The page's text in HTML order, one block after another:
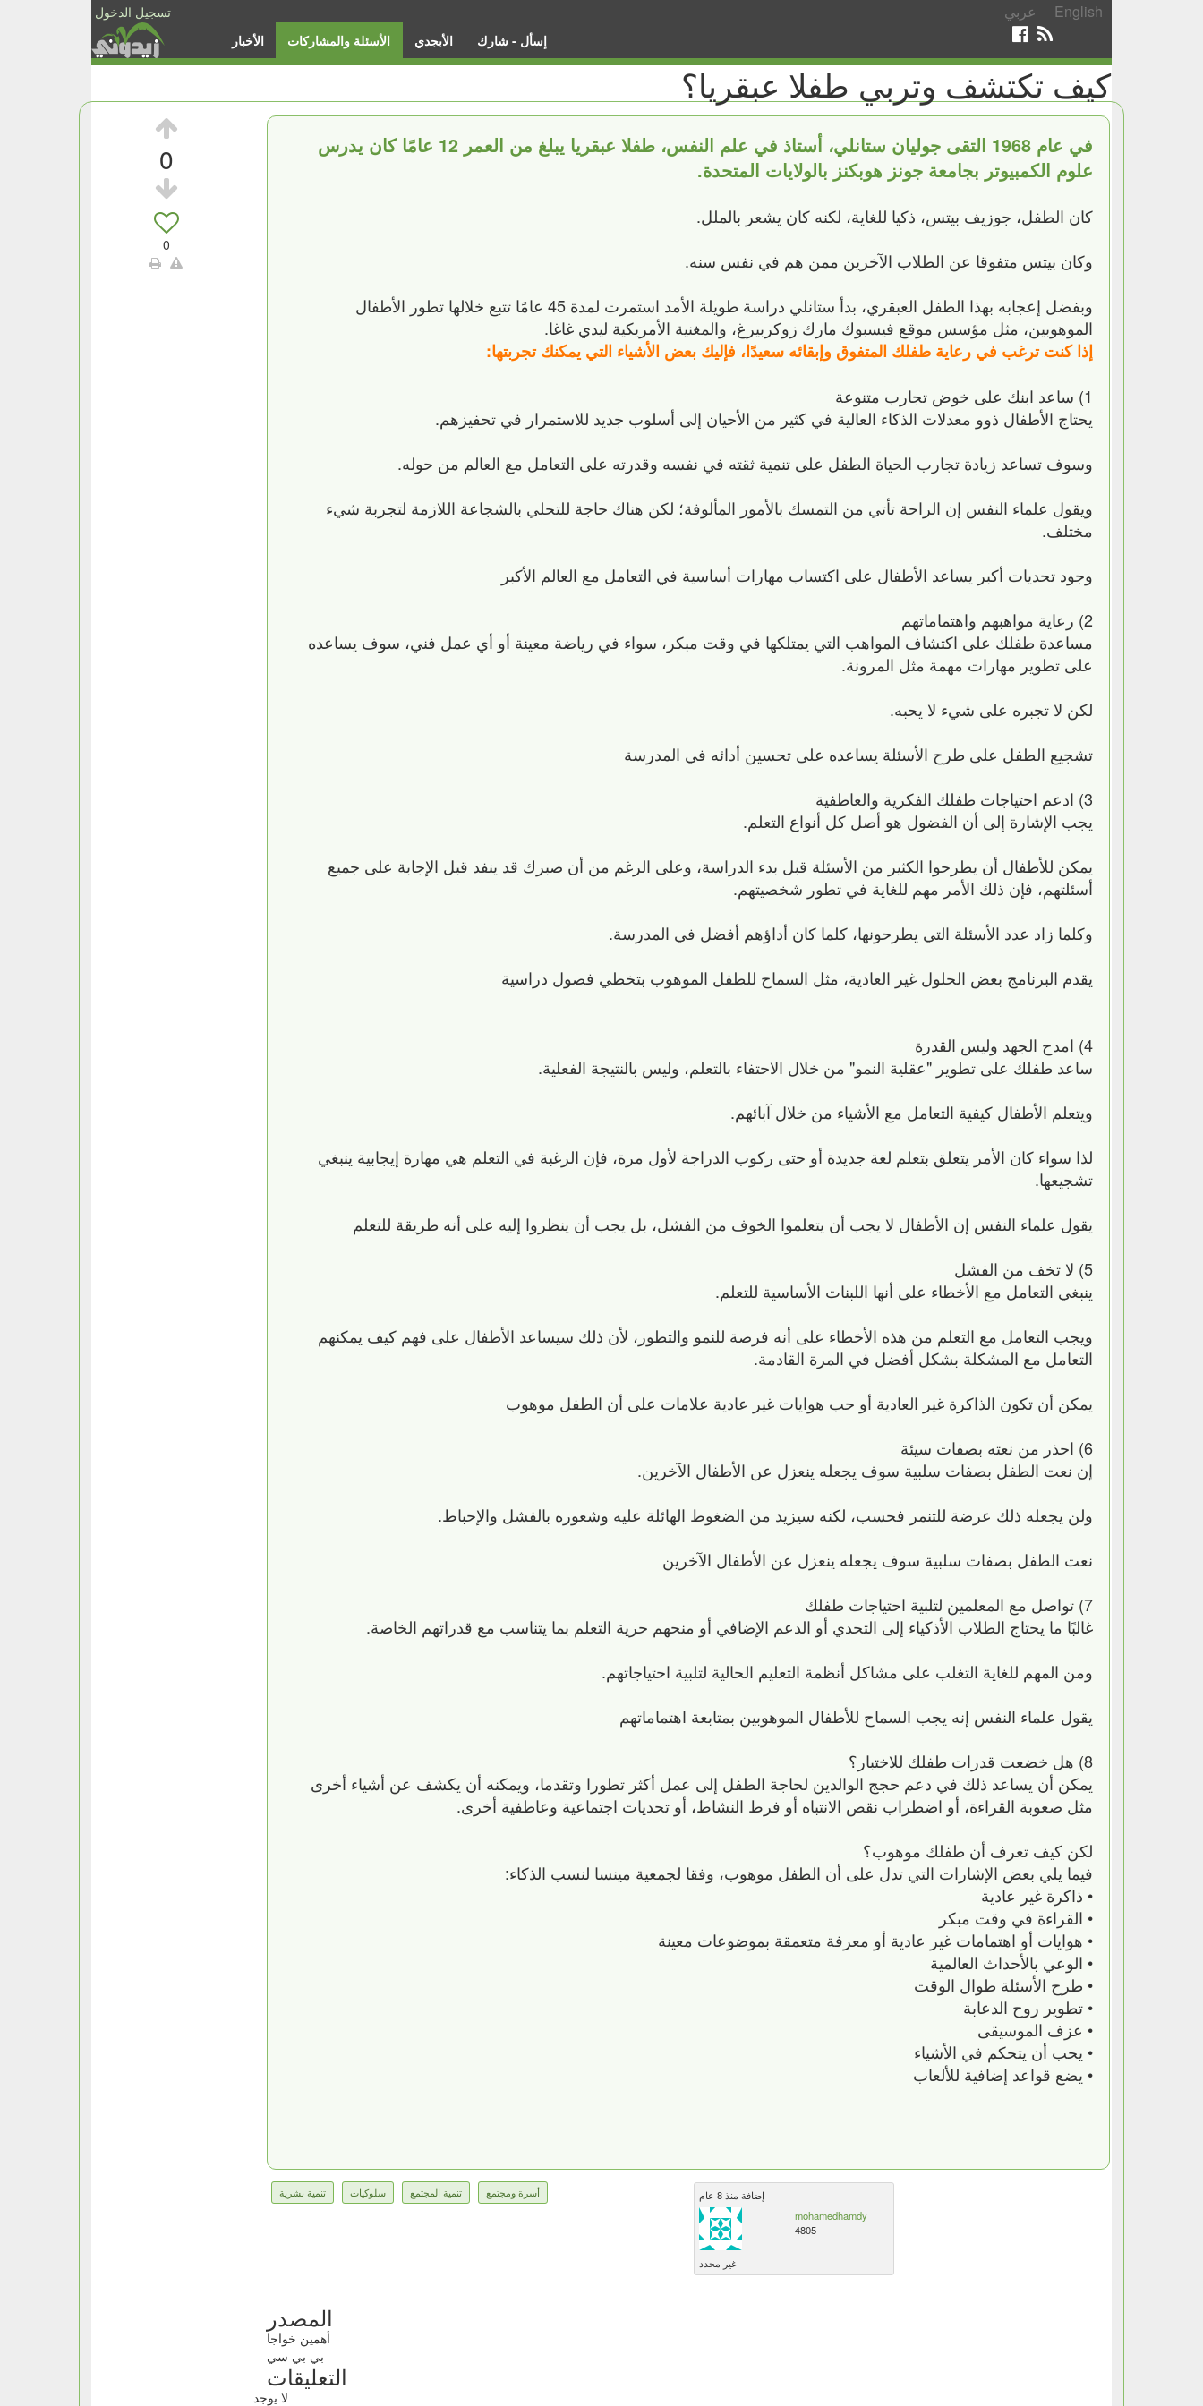
تسجيل الدخول عربي English
الأخبار الأسئلة والمشاركات الأبجدي إسأل - شارك
كيف تكتشف وتربي طفلا عبقريا؟
0
0
في عام 1968 التقى جوليان ستانلي، أستاذ في علم النفس، طفلا عبقريا يبلغ من العمر 12 عامًا كان يدرس
علوم الكمبيوتر بجامعة جونز هوبكنز بالولايات المتحدة.
كان الطفل، جوزيف بيتس، ذكيا للغاية، لكنه كان يشعر بالملل.
وكان بيتس متفوقا عن الطلاب الآخرين ممن هم في نفس سنه.
وبفضل إعجابه بهذا الطفل العبقري، بدأ ستانلي دراسة طويلة الأمد استمرت لمدة 45 عامًا تتبع خلالها تطور الأطفال
الموهوبين، مثل مؤسس موقع فيسبوك مارك زوكربيرغ، والمغنية الأمريكية ليدي غاغا.
إذا كنت ترغب في رعاية طفلك المتفوق وإبقائه سعيدًا، فإليك بعض الأشياء التي يمكنك تجربتها:
1) ساعد ابنك على خوض تجارب متنوعة
يحتاج الأطفال ذوو معدلات الذكاء العالية في كثير من الأحيان إلى أسلوب جديد للاستمرار في تحفيزهم.
وسوف تساعد زيادة تجارب الحياة الطفل على تنمية ثقته في نفسه وقدرته على التعامل مع العالم من حوله.
ويقول علماء النفس إن الراحة تأتي من التمسك بالأمور المألوفة؛ لكن هناك حاجة للتحلي بالشجاعة اللازمة لتجربة شيء
مختلف.
وجود تحديات أكبر يساعد الأطفال على اكتساب مهارات أساسية في التعامل مع العالم الأكبر
2) رعاية مواهبهم واهتماماتهم
مساعدة طفلك على اكتشاف المواهب التي يمتلكها في وقت مبكر، سواء في رياضة معينة أو أي عمل فني، سوف يساعده
على تطوير مهارات مهمة مثل المرونة.
لكن لا تجبره على شيء لا يحبه.
تشجيع الطفل على طرح الأسئلة يساعده على تحسين أدائه في المدرسة
3) ادعم احتياجات طفلك الفكرية والعاطفية
يجب الإشارة إلى أن الفضول هو أصل كل أنواع التعلم.
يمكن للأطفال أن يطرحوا الكثير من الأسئلة قبل بدء الدراسة، وعلى الرغم من أن صبرك قد ينفد قبل الإجابة على جميع
أسئلتهم، فإن ذلك الأمر مهم للغاية في تطور شخصيتهم.
وكلما زاد عدد الأسئلة التي يطرحونها، كلما كان أداؤهم أفضل في المدرسة.
يقدم البرنامج بعض الحلول غير العادية، مثل السماح للطفل الموهوب بتخطي فصول دراسية
4) امدح الجهد وليس القدرة
ساعد طفلك على تطوير "عقلية النمو" من خلال الاحتفاء بالتعلم، وليس بالنتيجة الفعلية.
ويتعلم الأطفال كيفية التعامل مع الأشياء من خلال آبائهم.
لذا سواء كان الأمر يتعلق بتعلم لغة جديدة أو حتى ركوب الدراجة لأول مرة، فإن الرغبة في التعلم هي مهارة إيجابية ينبغي
تشجيعها.
يقول علماء النفس إن الأطفال لا يجب أن يتعلموا الخوف من الفشل، بل يجب أن ينظروا إليه على أنه طريقة للتعلم
5) لا تخف من الفشل
ينبغي التعامل مع الأخطاء على أنها اللبنات الأساسية للتعلم.
ويجب التعامل مع التعلم من هذه الأخطاء على أنه فرصة للنمو والتطور، لأن ذلك سيساعد الأطفال على فهم كيف يمكنهم
التعامل مع المشكلة بشكل أفضل في المرة القادمة.
يمكن أن تكون الذاكرة غير العادية أو حب هوايات غير عادية علامات على أن الطفل موهوب
6) احذر من نعته بصفات سيئة
إن نعت الطفل بصفات سلبية سوف يجعله ينعزل عن الأطفال الآخرين.
ولن يجعله ذلك عرضة للتنمر فحسب، لكنه سيزيد من الضغوط الهائلة عليه وشعوره بالفشل والإحباط.
نعت الطفل بصفات سلبية سوف يجعله ينعزل عن الأطفال الآخرين
7) تواصل مع المعلمين لتلبية احتياجات طفلك
غالبًا ما يحتاج الطلاب الأذكياء إلى التحدي أو الدعم الإضافي أو منحهم حرية التعلم بما يتناسب مع قدراتهم الخاصة.
ومن المهم للغاية التغلب على مشاكل أنظمة التعليم الحالية لتلبية احتياجاتهم.
يقول علماء النفس إنه يجب السماح للأطفال الموهوبين بمتابعة اهتماماتهم
8) هل خضعت قدرات طفلك للاختبار؟
يمكن أن يساعد ذلك في دعم حجج الوالدين لحاجة الطفل إلى عمل أكثر تطورا وتقدما، ويمكنه أن يكشف عن أشياء أخرى
مثل صعوبة القراءة، أو اضطراب نقص الانتباه أو فرط النشاط، أو تحديات اجتماعية وعاطفية أخرى.
لكن كيف تعرف أن طفلك موهوب؟
فيما يلي بعض الإشارات التي تدل على أن الطفل موهوب، وفقا لجمعية مينسا لنسب الذكاء:
• ذاكرة غير عادية
• القراءة في وقت مبكر
• هوايات أو اهتمامات غير عادية أو معرفة متعمقة بموضوعات معينة
• الوعي بالأحداث العالمية
• طرح الأسئلة طوال الوقت
• تطوير روح الدعابة
• عزف الموسيقى
• يحب أن يتحكم في الأشياء
• يضع قواعد إضافية للألعاب
أسرة ومجتمع تنمية المجتمع سلوكيات تنمية بشرية
إضافة منذ 8 عام
mohamedhamdy
4805
غير محدد
المصدر
أهمين خواجا
بي بي سي
التعليقات
لا يوجد